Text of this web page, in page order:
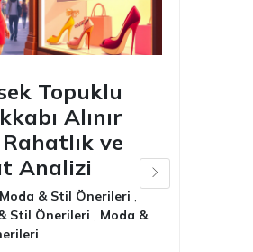
Topuklu
Alınır
Rahatlık ve
Analizi
Moda & Stil Önerileri ,
Stil Önerileri , Moda &